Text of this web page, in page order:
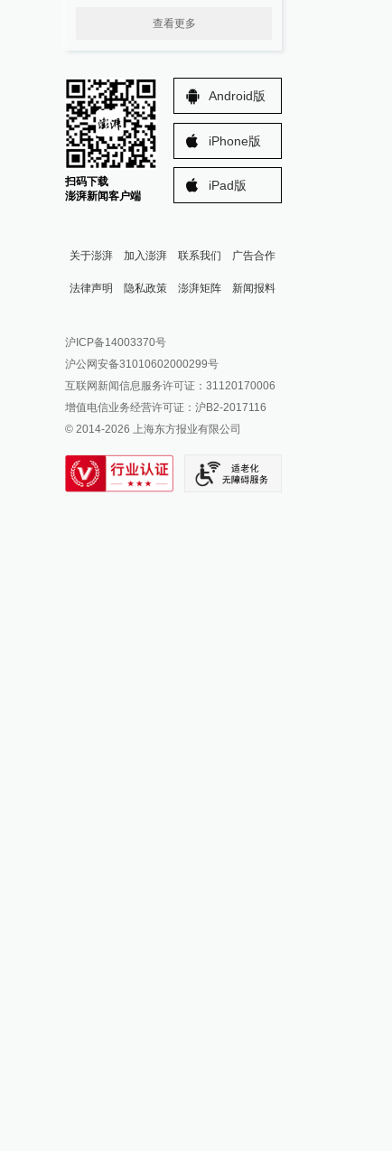
查看更多
扫码下载
澎湃新闻客户端
Android版
iPhone版
iPad版
关于澎湃 加入澎湃 联系我们 广告合作
法律声明 隐私政策 澎湃矩阵
澎湃新闻公众号
澎湃新闻抖音号
派生万物开放平台
IP SHANGHAI
SIXTH TONE
新闻报料
报料邮箱: news@thepaper.cn
沪ICP备14003370号
沪公网安备31010602000299号
互联网新闻信息服务许可证：31120170006
增值电信业务经营许可证：沪B2-2017116
© 2014-2026 上海东方报业有限公司